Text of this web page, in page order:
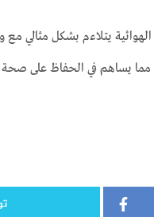
يتلاءم بشكل مثالي مع
يساهم في الحفاظ على صحة